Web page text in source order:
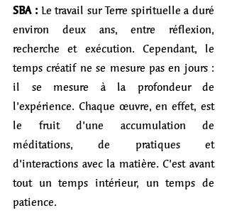
SBA : Le travail sur Terre spirituelle a duré
environ deux ans, entre réflexion,
recherche et exécution. Cependant, le
temps créatif ne se mesure pas en jours :
il se mesure à la profondeur de
l’expérience. Chaque œuvre, en effet, est
le fruit d’une accumulation de
méditations, de pratiques et
d’interactions avec la matière. C’est avant
tout un temps intérieur, un temps de
patience.